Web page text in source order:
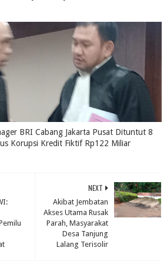
BRI Cabang Jakarta Pusat Dituntut 8
Korupsi Kredit Fiktif Rp122 Miliar
NEXT
Akibat Jembatan
Akses Utama Rusak
Parah, Masyarakat
Desa Tanjung
Lalang Terisolir